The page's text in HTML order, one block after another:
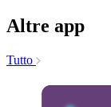
Altre app
Tutto